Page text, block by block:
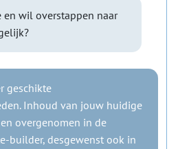
wil overstappen naar
geschikte
Inhoud van jouw huidige
overgenomen in de
builder, desgewenst ook in